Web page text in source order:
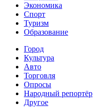
Экономика
Спорт
Туризм
Образование
Город
Культура
Авто
Торговля
Опросы
Народный репортёр
Другое